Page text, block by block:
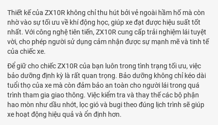
Thiết kế của ZX10R không chỉ thu hút bởi vẻ ngoài hầm hố mà còn
nhờ vào sự tối ưu về khí động học, giúp xe đạt được hiệu suất tốt
nhất. Với công nghệ tiên tiến, ZX10R cung cấp trải nghiệm lái tuyệt
vời, cho phép người sử dụng cảm nhận được sự mạnh mẽ và tinh tế
của chiếc xe.
Để giữ cho chiếc ZX10R của bạn luôn trong tình trạng tối ưu, việc
bảo dưỡng định kỳ là rất quan trọng. Bảo dưỡng không chỉ kéo dài
tuổi thọ của xe mà còn đảm bảo an toàn cho người lái trong quá
trình tham gia giao thông. Việc kiểm tra và thay thế các bộ phận
hao mòn như dầu nhớt, lọc gió và bugi theo đúng lịch trình sẽ giúp
xe hoạt động hiệu quả và ổn định hơn.